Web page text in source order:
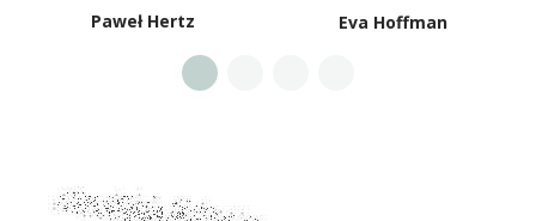
Paweł Hertz Eva Hoffman